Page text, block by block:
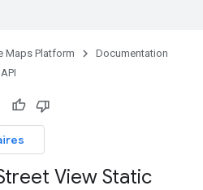
Maps Platform
Documentation
View Static